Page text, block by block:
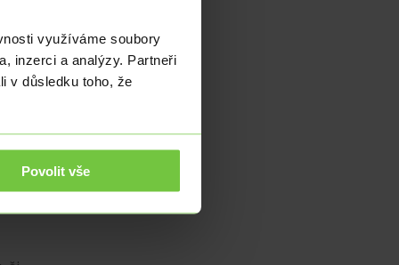
využíváme soubory
inzerci a analýzy. Partneři
v důsledku toho, že
Povolit vše
1.